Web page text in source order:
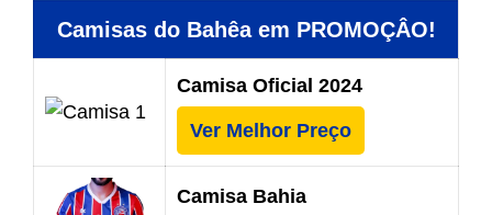
Camisas do Bahêa em PROMOÇÂO!
Camisa Oficial 2024
Ver Melhor Preço
Camisa Bahia